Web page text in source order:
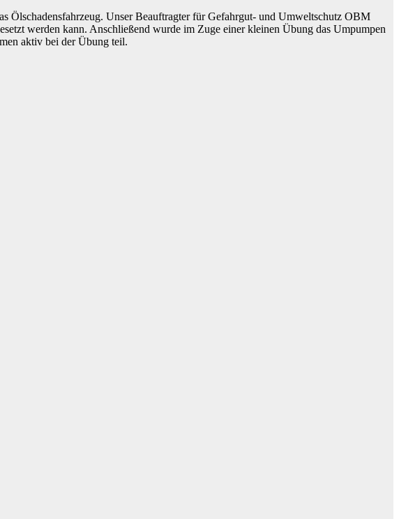
Ölschadensfahrzeug. Unser Beauftragter für Gefahrgut- und Umweltschutz OBM
werden kann. Anschließend wurde im Zuge einer kleinen Übung das Umpumpen
aktiv bei der Übung teil.